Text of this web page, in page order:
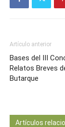
Artículo anterior
Bases del III
Relatos Breves
Butarque
Artículos